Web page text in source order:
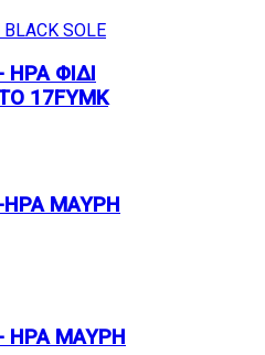
ΗΡΑ ΦΙΔΙ
17FYMK
-ΗΡΑ ΜΑΥΡΗ
- ΗΡΑ ΜΑΥΡΗ